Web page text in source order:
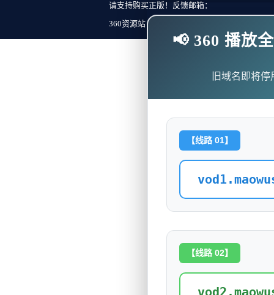
请支持购买正版！反馈邮箱：
360资源站 Copyright ©2018-2023 All Rights
📢 360 播放
旧域名即将
【线路 01】
【线路 02】